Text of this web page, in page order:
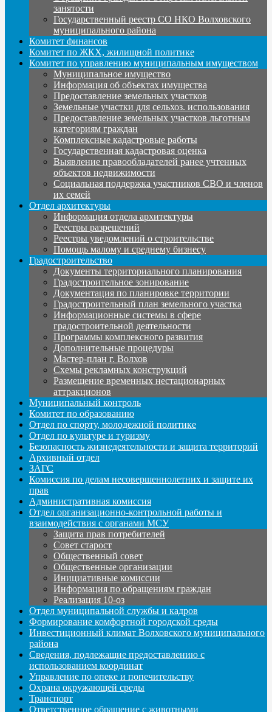
занятости
Государственный реестр СО НКО Волховского
муниципального района
Комитет финансов
Комитет по ЖКХ, жилищной политике
Комитет по управлению муниципальным имуществом
Муниципальное имущество
Информация об объектах имущества
Предоставление земельных участков
Земельные участки для сельхоз. использования
Предоставление земельных участков льготным
категориям граждан
Комплексные кадастровые работы
Государственная кадастровая оценка
Выявление правообладателей ранее учтенных
объектов недвижимости
Социальная поддержка участников СВО и членов
их семей
Отдел архитектуры
Информация отдела архитектуры
Реестры разрешений
Реестры уведомлений о строительстве
Помощь малому и среднему бизнесу
Градостроительство
Документы территориального планирования
Градостроительное зонирование
Документация по планировке территории
Градостроительный план земельного участка
Информационные системы в сфере
градостроительной деятельности
Программы комплексного развития
Дополнительные процедуры
Мастер-план г. Волхов
Схемы рекламных конструкций
Размещение временных нестационарных
аттракционов
Муниципальный контроль
Комитет по образованию
Отдел по спорту, молодежной политике
Отдел по культуре и туризму
Безопасность жизнедеятельности и защита территорий
Архивный отдел
ЗАГС
Комиссия по делам несовершеннолетних и защите их
прав
Административная комиссия
Отдел организационно-контрольной работы и
взаимодействия с органами МСУ
Защита прав потребителей
Совет старост
Общественный совет
Общественные организации
Инициативные комиссии
Информация по обращениям граждан
Реализация 10-оз
Отдел муниципальной службы и кадров
Формирование комфортной городской среды
Инвестиционный климат Волховского муниципального
района
Сведения, подлежащие предоставлению с
использованием координат
Управление по опеке и попечительству
Охрана окружающей среды
Транспорт
Ответственное обращение с животными